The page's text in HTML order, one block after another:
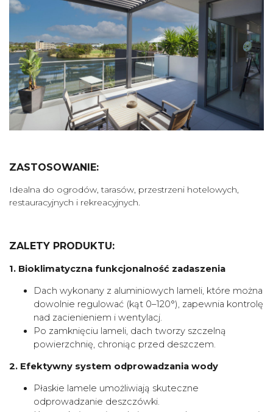
ZASTOSOWANIE:
Idealna do ogrodów, tarasów, przestrzeni hotelowych,
restauracyjnych i rekreacyjnych.
ZALETY PRODUKTU:
1. Bioklimatyczna funkcjonalność zadaszenia
Dach wykonany z aluminiowych lameli, które można
dowolnie regulować (kąt 0–120°), zapewnia kontrolę
nad zacienieniem i wentylacj.
Po zamknięciu lameli, dach tworzy szczelną
powierzchnię, chroniąc przed deszczem.
2. Efektywny system odprowadzania wody
Płaskie lamele umożliwiają skuteczne
odprowadzanie deszczówki.